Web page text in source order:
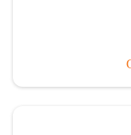
Von 1971 bis 1991
Ollersdorf. Durch
wurde Wörterberg
Die Gemeinde